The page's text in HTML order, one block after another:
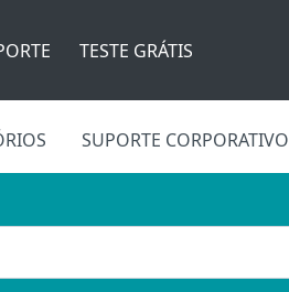
TESTE GRÁTIS
SUPORTE CORPORATIVO